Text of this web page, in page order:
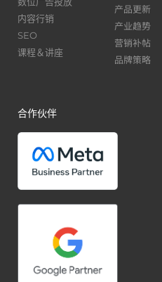
内容行销
SEO
课程＆讲座
产品更新
产业趋势
营销补帖
品牌策略
合作伙伴